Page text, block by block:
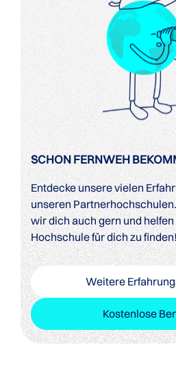
SCHON FERNWEH
Entdecke unsere vielen
unseren
wir dich auch gern und
Hochschule für dich zu finden!
Weitere
Kostenlose